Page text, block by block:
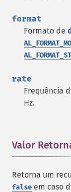
format
Formato de
rate
Frequência
Hz.
Valor
Retorna um
false em caso